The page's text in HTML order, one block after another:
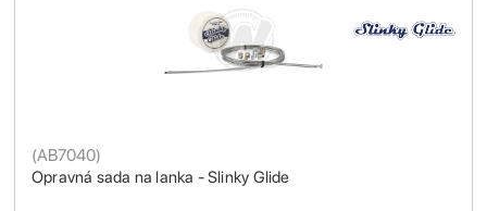
Opravná sada na lanka - Slinky Glide
(AB7040)